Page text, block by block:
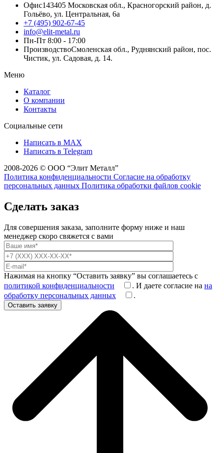
Офис143405 Московская обл., Красногорский район, д.
Гольёво, ул. Центральная, 6a
+7 (495) 902-67-45
info@elit-metal.ru
Пн-Пт 8:00 - 17:00
ПроизводствоСмоленская обл., Руднянский район, пос.
Чистик, ул. Садовая, д. 14.
Меню
Каталог
О компании
Контакты
Социальные сети
Написать в MAX
Написать в Telegram
2008-2026 © ООО “Элит Металл”
Политика конфиденциальности Согласие на обработку
персональных данных Политика обработки файлов cookie
Сделать заказ
Для совершения заказа, заполните форму ниже и наш
менеджер скоро свяжется с вами
Нажимая на кнопку “Оставить заявку” вы соглашаетесь с
политикой конфиденциальности
. И даете согласие на на
обработку персональных данных
.
Оставить заявку